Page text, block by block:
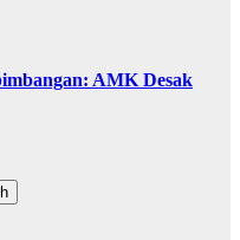
AMK Desak